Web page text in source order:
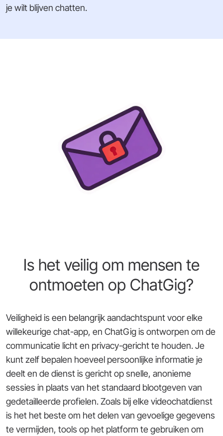
je wilt blijven chatten.
Is het veilig om mensen te
ontmoeten op ChatGig?
Veiligheid is een belangrijk aandachtspunt voor elke
willekeurige chat-app, en ChatGig is ontworpen om de
communicatie licht en privacy-gericht te houden. Je
kunt zelf bepalen hoeveel persoonlijke informatie je
deelt en de dienst is gericht op snelle, anonieme
sessies in plaats van het standaard blootgeven van
gedetailleerde profielen. Zoals bij elke videochatdienst
is het het beste om het delen van gevoelige gegevens
te vermijden, tools op het platform te gebruiken om